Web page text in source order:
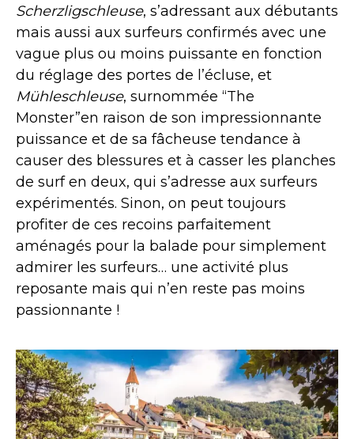
Scherzligschleuse, s’adressant aux débutants
mais aussi aux surfeurs confirmés avec une
vague plus ou moins puissante en fonction
du réglage des portes de l’écluse, et
Mühleschleuse, surnommée “The
Monster”en raison de son impressionnante
puissance et de sa fâcheuse tendance à
causer des blessures et à casser les planches
de surf en deux, qui s’adresse aux surfeurs
expérimentés. Sinon, on peut toujours
profiter de ces recoins parfaitement
aménagés pour la balade pour simplement
admirer les surfeurs… une activité plus
reposante mais qui n’en reste pas moins
passionnante !